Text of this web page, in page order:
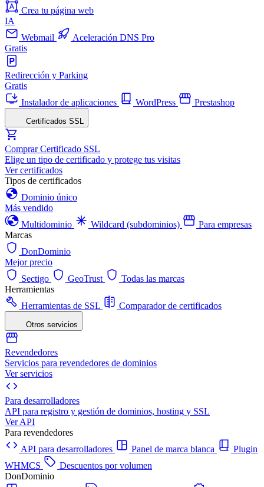
Crea tu página web
IA
Webmail
Aceleración DNS Pro
Gratis
Redirección y Parking
Gratis
Instalador de aplicaciones
WordPress Prestashop
Certificados SSL
Comprar Certificado SSL
Elige un tipo de certificado y protege tus visitas
Ver certificados
Tipos de certificados
Dominio único
Más vendido
Multidominio
Wildcard (subdominios)
Para empresas
Marcas
DonDominio
Mejor precio
Sectigo
GeoTrust
Todas las marcas
Herramientas
Herramientas de SSL
Comparador de certificados
Otros servicios
Revendedores
Servicios para revendedores de dominios
Ver servicios
Para desarrolladores
API para registro y gestión de dominios, hosting y SSL
Ver API
Para revendedores
API para desarrolladores
Panel de marca blanca
Plugin
WHMCS
Descuentos por volumen
DonDominio